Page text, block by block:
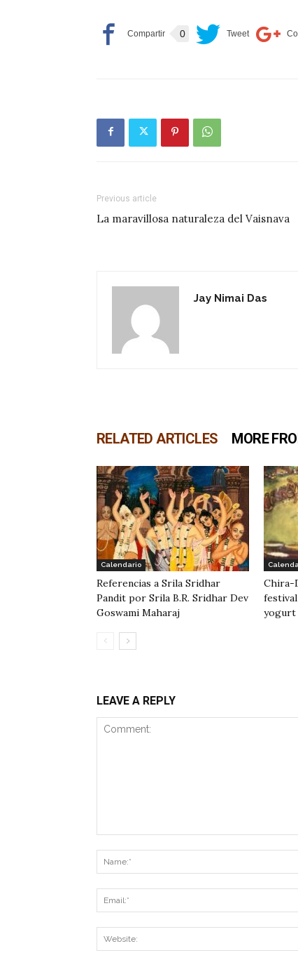
0
Previous article
La maravillosa naturaleza del Vaisnava
Jay Nimai Das
RELATED ARTICLES MORE
Calendario
Referencias a Srila Sridhar
Pandit por Srila B.R. Sridhar Dev
Goswami Maharaj
Chira-
yogurt
LEAVE A REPLY